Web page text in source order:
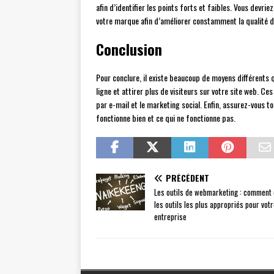
afin d’identifier les points forts et faibles. Vous
votre marque afin d’améliorer constamment la qualité
Conclusion
Pour conclure, il existe beaucoup de moyens
ligne et attirer plus de visiteurs sur votre site web.
par e-mail et le marketing social. Enfin, assurez-vous
fonctionne bien et ce qui ne fonctionne pas.
PRÉCÉDENT
Les outils de webmarketing :
les outils les plus appropriés pour
entreprise